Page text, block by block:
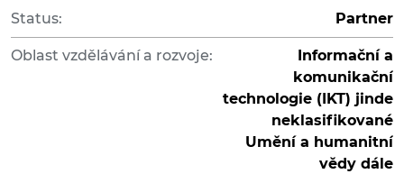
Status: Partner
Oblast vzdělávání a rozvoje:
Informační a
komunikační
technologie (IKT) jinde
neklasifikované
Umění a humanitní
vědy dále